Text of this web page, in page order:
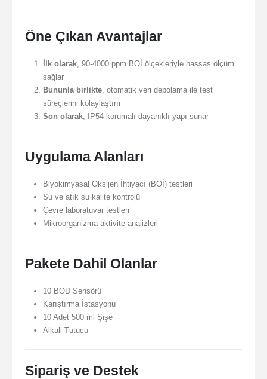
Öne Çıkan Avantajlar
İlk olarak, 90-4000 ppm BOİ ölçekleriyle hassas ölçüm
sağlar
Bununla birlikte, otomatik veri depolama ile test
süreçlerini kolaylaştırır
Son olarak, IP54 korumalı dayanıklı yapı sunar
Uygulama Alanları
Biyokimyasal Oksijen İhtiyacı (BOİ) testleri
Su ve atık su kalite kontrolü
Çevre laboratuvar testleri
Mikroorganizma aktivite analizleri
Pakete Dahil Olanlar
10 BOD Sensörü
Karıştırma İstasyonu
10 Adet 500 ml Şişe
Alkali Tutucu
Sipariş ve Destek